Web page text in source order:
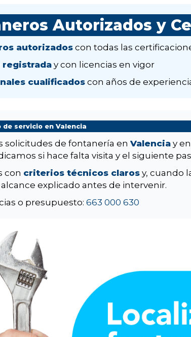
Autorizados y
autorizados con todas las
registrada y con licencias en vigor
cualificadoscon años de
de servicio en Valencia
solicitudes de fontanería en Valencia y
si hace falta visita y el siguiente
con criterios técnicos claros y, cuando
explicado antes de intervenir.
o presupuesto: 663 000 630